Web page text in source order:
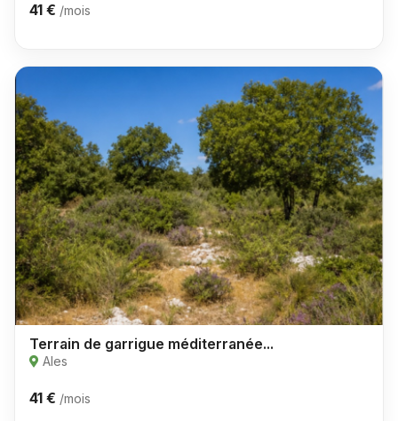
41 € /mois
Terrain de garrigue méditerranée...
Ales
41 € /mois